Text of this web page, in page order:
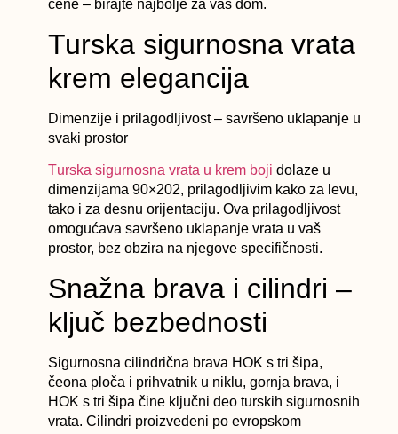
cene – birajte najbolje za vaš dom.
Turska sigurnosna vrata
krem elegancija
Dimenzije i prilagodljivost – savršeno uklapanje u
svaki prostor
Turska sigurnosna vrata u krem boji dolaze u
dimenzijama 90×202, prilagodljivim kako za levu,
tako i za desnu orijentaciju. Ova prilagodljivost
omogućava savršeno uklapanje vrata u vaš
prostor, bez obzira na njegove specifičnosti.
Snažna brava i cilindri –
ključ bezbednosti
Sigurnosna cilindrična brava HOK s tri šipa,
čeona ploča i prihvatnik u niklu, gornja brava, i
HOK s tri šipa čine ključni deo turskih sigurnosnih
vrata. Cilindri proizvedeni po evropskom